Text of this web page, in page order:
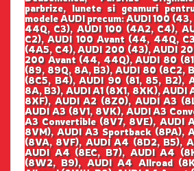
parbrize, lunete si geamuri
modele AUDI precum: AUDI 100
44Q, C3), AUDI 100 (4A2, C4),
C2), AUDI 100 Avant (44, 44Q,
(4A5, C4), AUDI 200 (43), AUDI
200 Avant (44, 44Q), AUDI 80
(89, 89Q, 8A, B3), AUDI 80 (8C2,
(8C5, B4), AUDI 90 (81, 85, B2),
8A, B3), AUDI A1 (8X1, 8XK), AUDI
8XF), AUDI A2 (8Z0), AUDI A3
AUDI A3 (8V1, 8VK), AUDI A3
A3 Convertible (8V7, 8VE), AUDI
8VM), AUDI A3 Sportback (8PA),
(8VA, 8VF), AUDI A4 (8D2, B5),
AUDI A4 (8EC, B7), AUDI A4
(8W2, B9), AUDI A4 Allroad